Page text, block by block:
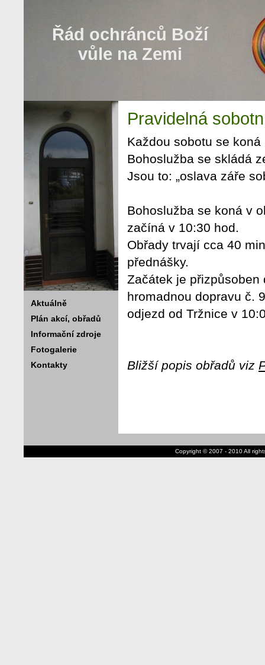
Řád ochránců Boží
vůle na Zemi
Aktuálně
Plán akcí, obřadů
Informační zdroje
Fotogalerie
Kontakty
Pravidelná
Každou sobotu se
Bohoslužba se skládá
Jsou to: „oslava záře
Bohoslužba se koná v
začíná v 10:30 hod.
Obřady trvají cca 40
přednášky.
Začátek je
hromadnou dopravu č.
odjezd od Tržnice v
Bližší popis obřadů viz
Copyright © 2007 - 2010 All